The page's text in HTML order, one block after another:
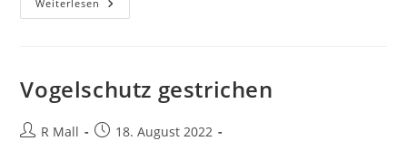
Weiterlesen
Energiewende
Hans-
Werner
Interview
Vogelschutz gestrichen
Beitrags-
R Mall
Beitrag18. August 2022